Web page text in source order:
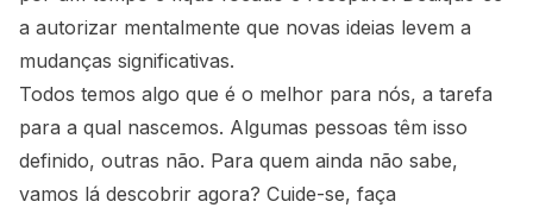
a autorizar mentalmente que novas ideias levem a
mudanças significativas.
Todos temos algo que é o melhor para nós, a tarefa
para a qual nascemos. Algumas pessoas têm isso
definido, outras não. Para quem ainda não sabe,
vamos lá descobrir agora? Cuide-se, faça